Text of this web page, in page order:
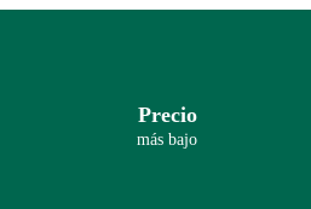
Precio
más bajo